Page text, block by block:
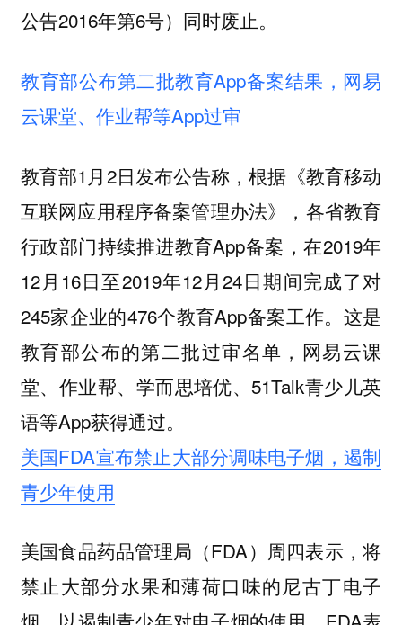
公告2016年第6号）同时废止。
教育部公布第二批教育App备案结果，网易
云课堂、作业帮等App过审
教育部1月2日发布公告称，根据《教育移动
互联网应用程序备案管理办法》，各省教育
行政部门持续推进教育App备案，在2019年
12月16日至2019年12月24日期间完成了对
245家企业的476个教育App备案工作。这是
教育部公布的第二批过审名单，网易云课
堂、作业帮、学而思培优、51Talk青少儿英
语等App获得通过。
美国FDA宣布禁止大部分调味电子烟，遏制
青少年使用
美国食品药品管理局（FDA）周四表示，将
禁止大部分水果和薄荷口味的尼古丁电子